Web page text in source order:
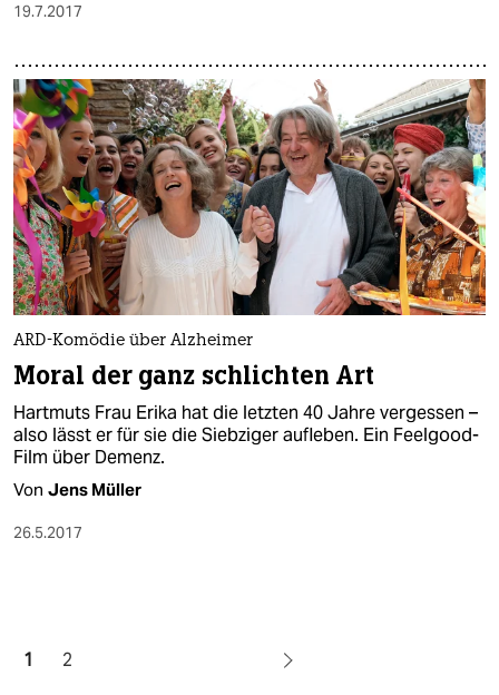
19.7.2017
ARD-Komödie über Alzheimer
Moral der ganz schlichten Art
Hartmuts Frau Erika hat die letzten 40 Jahre vergessen –
also lässt er für sie die Siebziger aufleben. Ein Feelgood-
Film über Demenz.
Von Jens Müller
26.5.2017
1 2